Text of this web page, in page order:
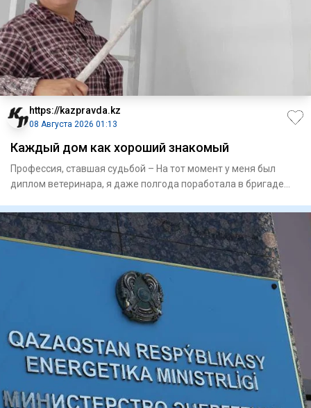
https://kazpravda.kz
08 Августа 2026 01:13
Каждый дом как хороший знакомый
Профессия, ставшая судьбой – На тот момент у меня был
диплом­ ветеринара, я даже полгода поработала в бригаде